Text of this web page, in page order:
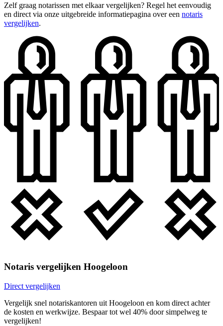
Zelf graag notarissen met elkaar vergelijken? Regel het eenvoudig
en direct via onze uitgebreide informatiepagina over een notaris
vergelijken.
Notaris vergelijken Hoogeloon
Direct vergelijken
Vergelijk snel notariskantoren uit Hoogeloon en kom direct achter
de kosten en werkwijze. Bespaar tot wel 40% door simpelweg te
vergelijken!